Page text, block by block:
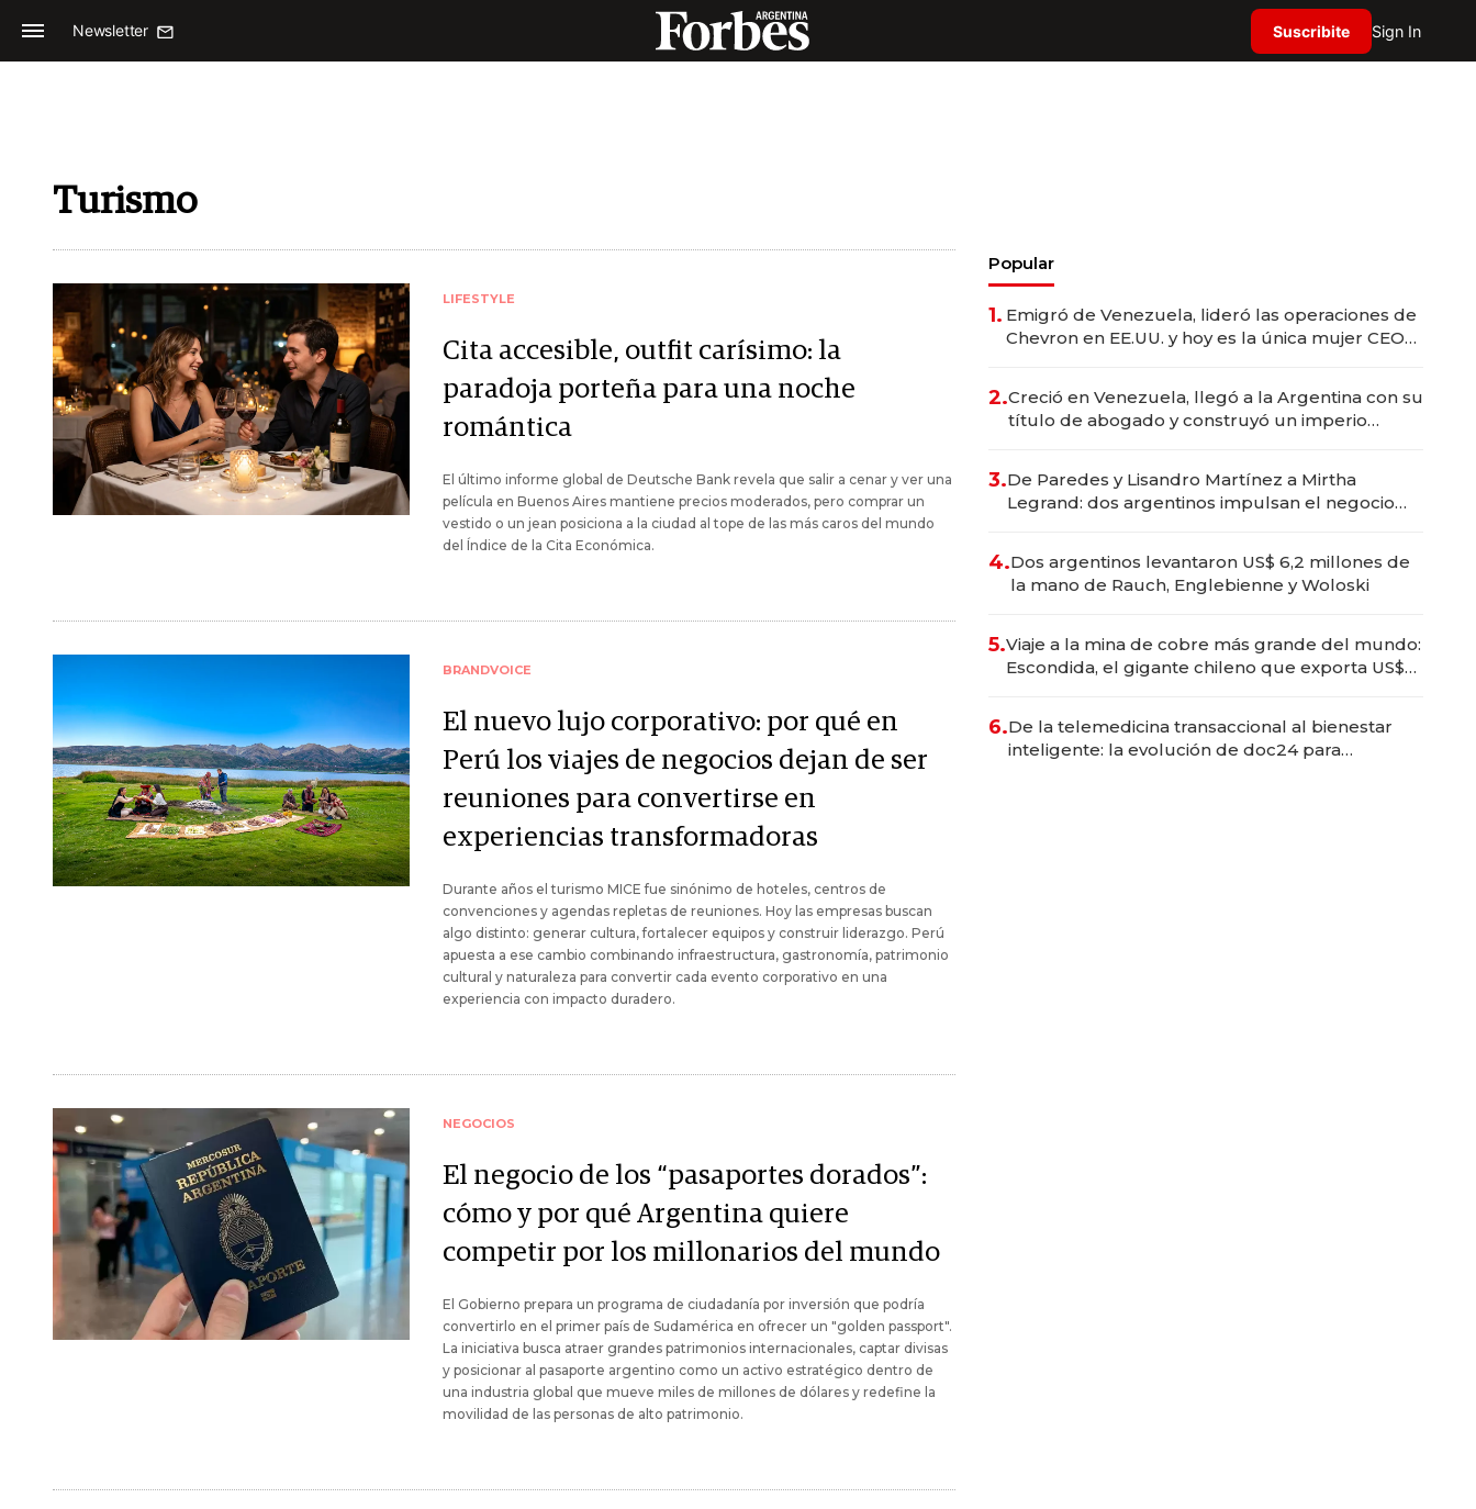
Newsletter Suscribite Sign In
Turismo
LIFESTYLE
Cita accesible, outfit carísimo: la
paradoja porteña para una noche
romántica
El último informe global de Deutsche Bank revela que salir a cenar y ver una
película en Buenos Aires mantiene precios moderados, pero comprar un
vestido o un jean posiciona a la ciudad al tope de las más caros del mundo
del Índice de la Cita Económica.
BRANDVOICE
El nuevo lujo corporativo: por qué en
Perú los viajes de negocios dejan de ser
reuniones para convertirse en
experiencias transformadoras
Durante años el turismo MICE fue sinónimo de hoteles, centros de
convenciones y agendas repletas de reuniones. Hoy las empresas buscan
algo distinto: generar cultura, fortalecer equipos y construir liderazgo. Perú
apuesta a ese cambio combinando infraestructura, gastronomía, patrimonio
cultural y naturaleza para convertir cada evento corporativo en una
experiencia con impacto duradero.
NEGOCIOS
El negocio de los “pasaportes dorados”:
cómo y por qué Argentina quiere
competir por los millonarios del mundo
El Gobierno prepara un programa de ciudadanía por inversión que podría
convertirlo en el primer país de Sudamérica en ofrecer un "golden passport".
La iniciativa busca atraer grandes patrimonios internacionales, captar divisas
y posicionar al pasaporte argentino como un activo estratégico dentro de
una industria global que mueve miles de millones de dólares y redefine la
movilidad de las personas de alto patrimonio.
Popular
1. Emigró de Venezuela, lideró las operaciones de
Chevron en EE.UU. y hoy es la única mujer CEO
2.Creció en Venezuela, llegó a la Argentina con su
título de abogado y construyó un imperio
3.De Paredes y Lisandro Martínez a Mirtha
Legrand: dos argentinos impulsan el negocio
4.Dos argentinos levantaron US$ 6,2 millones de
la mano de Rauch, Englebienne y Woloski
5.Viaje a la mina de cobre más grande del mundo:
Escondida, el gigante chileno que exporta US$
6.De la telemedicina transaccional al bienestar
inteligente: la evolución de doc24 para